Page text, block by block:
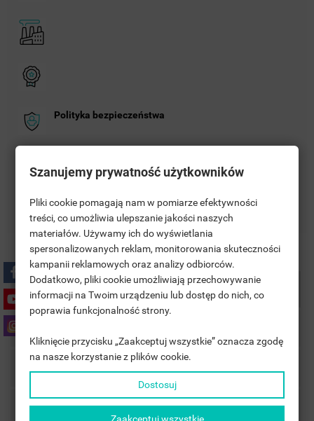
Polityka bezpieczeństwa
Zasady zwrotu
Description
Comments
MOJE LISTY ŻYCZEŃ
((TITLE))
((LABEL))
((CANCELTEXT))
SIGN IN
YOU NEED TO BE LOGGED IN TO SAVE PRODUCTS IN YOUR
WISHLIST.
((CANCELTEXT)) ((LOGINTEXT))
Szanujemy prywatność użytkowników
Pliki cookie pomagają nam w pomiarze efektywności
treści, co umożliwia ulepszanie jakości naszych
materiałów. Używamy ich do wyświetlania
spersonalizowanych reklam, monitorowania skuteczności
kampanii reklamowych oraz analizy odbiorców.
Dodatkowo, pliki cookie umożliwiają przechowywanie
informacji na Twoim urządzeniu lub dostęp do nich, co
poprawia funkcjonalność strony.
Kliknięcie przycisku „Zaakceptuj wszystkie” oznacza zgodę
na nasze korzystanie z plików cookie.
Dostosuj